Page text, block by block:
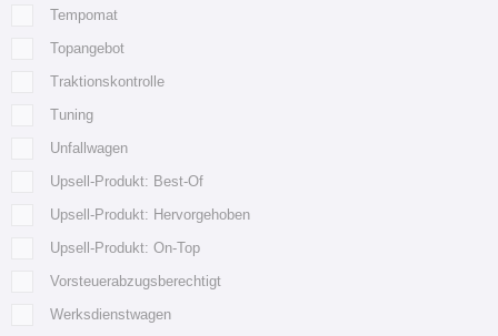
Tempomat
Topangebot
Traktionskontrolle
Tuning
Unfallwagen
Upsell-Produkt: Best-Of
Upsell-Produkt: Hervorgehoben
Upsell-Produkt: On-Top
Vorsteuerabzugsberechtigt
Werksdienstwagen